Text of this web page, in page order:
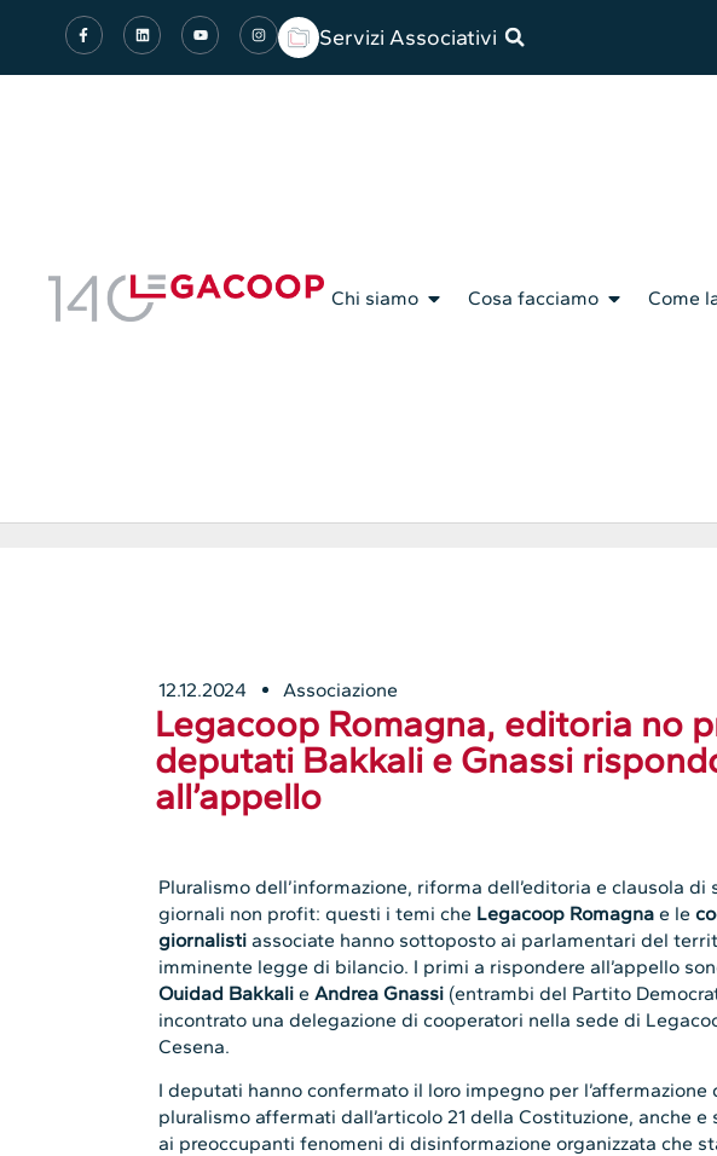
Servizi Associativi
Chi siamo Cosa facciamo Come
12.12.2024 Associazione
Legacoop Romagna, editoria no
deputati Bakkali e Gnassi
all’appello
Pluralismo dell’informazione, riforma dell’editoria e clausola di
giornali non profit: questi i temi che Legacoop Romagna e le
giornalistiassociate hanno sottoposto ai parlamentari del
imminente legge di bilancio. I primi a rispondere all’appello
Ouidad BakkalieAndrea Gnassi (entrambi del Partito
incontrato una delegazione di cooperatori nella sede di
Cesena.
I deputati hanno confermato il loro impegno per
pluralismo affermati dall’articolo 21 della Costituzione, anche
ai preoccupanti fenomeni di disinformazione organizzata che